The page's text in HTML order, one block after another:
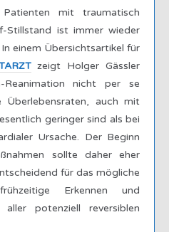
mit traumatisch
Stillstand ist immer wieder
einem Übersichtsartikel für
zeigt Holger Gässler
nicht per se
auch mit
geringer sind als bei
Ursache. Der Beginn
sollte daher eher
für das mögliche
Erkennen und
aller potenziell reversiblen